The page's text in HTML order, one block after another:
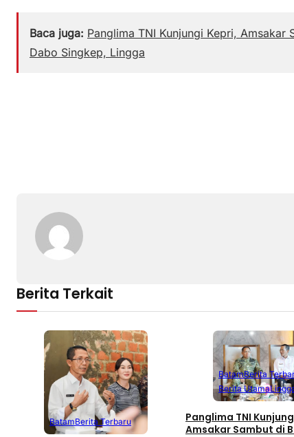
Baca juga: Panglima TNI Kunjungi Kepri, Amsakar
Dabo Singkep, Lingga
Berita Terkait
BatamBerita Terbaru
BatamBerita
Berita Utama
Panglima TNI
Amsakar Sambut di